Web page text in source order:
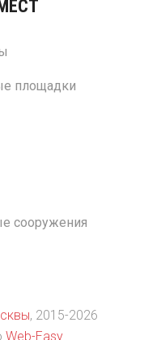
площадки
сооружения
, 2015-2026
Web-Easy